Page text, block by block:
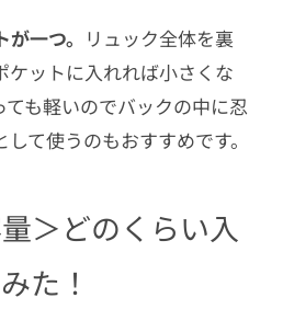
一つ。 リュック全体を裏
ケットに入れれば小さくな
ても軽いのでバックの中に忍
て使うのもおすすめです。
＞どのくらい入
た！